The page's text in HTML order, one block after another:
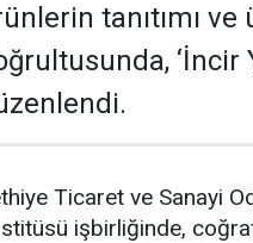
tanıtımı
Ticaret ve Sanayi
işbirliğinde,